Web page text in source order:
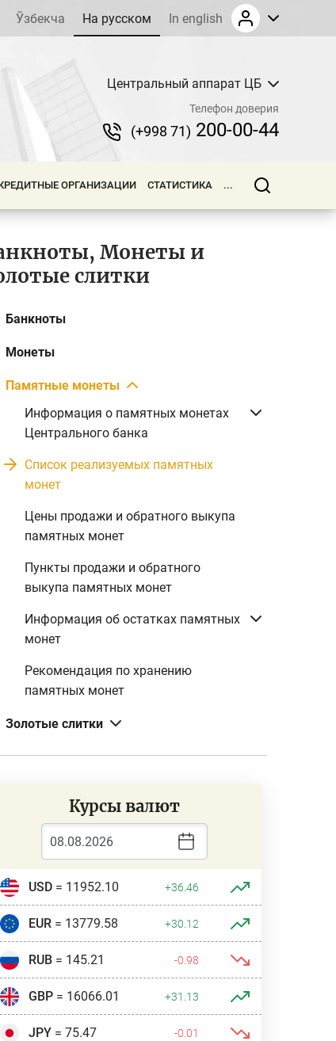
Ўзбекча На русском In english
Центральный аппарат ЦБ
Телефон доверия
(+998 71) 200-00-44
ОРГАНИЗАЦИИ СТАТИСТИКА ...
Монеты и
слитки
Банкноты
Монеты
Памятные монеты
Информация о памятных монетах
Центрального банка
Список реализуемых памятных
монет
Цены продажи и обратного выкупа
памятных монет
Пункты продажи и обратного
выкупа памятных монет
Информация об остатках памятных
монет
Рекомендация по хранению
памятных монет
Золотые слитки
Курсы валют
USD= 11952.10 +36.46
EUR= 13779.58 +30.12
RUB= 145.21 -0.98
GBP= 16066.01 +31.13
JPY= 75.47 -0.01